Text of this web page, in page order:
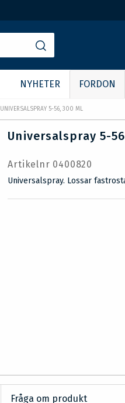
NYHETER FORDON
UNIVERSALSPRAY 5-56, 300 ML
Universalspray 5-
Artikelnr 0400820
Universalspray. Lossar
Fråga om produkt